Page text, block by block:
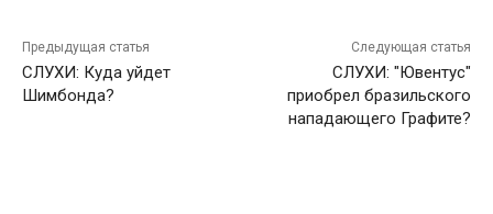
Предыдущая статья
СЛУХИ: Куда уйдет
Шимбонда?
Следующая статья
СЛУХИ: "Ювентус"
приобрел бразильского
нападающего Графите?